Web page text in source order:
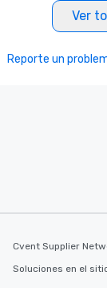
Ver
Reporte un
Cvent Supplier
Soluciones en el